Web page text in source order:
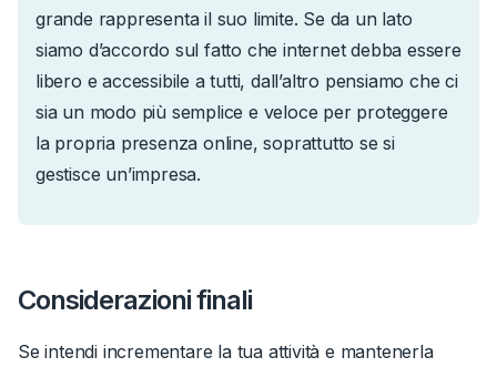
grande rappresenta il suo limite. Se da un lato
siamo d’accordo sul fatto che internet debba essere
libero e accessibile a tutti, dall’altro pensiamo che ci
sia un modo più semplice e veloce per proteggere
la propria presenza online, soprattutto se si
gestisce un’impresa.
Considerazioni finali
Se intendi incrementare la tua attività e mantenerla